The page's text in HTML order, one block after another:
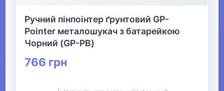
Ручний пінпоінтер ґрунтовий GP-
Pointer металошукач з батарейкою
Чорний (GP-PB)
766 грн